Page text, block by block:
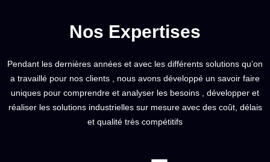
Nos Expertises
Pendant les dernières années et avec les différents solutions qu’on
a travaillé pour nos clients , nous avons développé un savoir faire
uniques pour comprendre et analyser les besoins , développer et
réaliser les solutions industrielles sur mesure avec des coût, délais
et qualité très compétitifs